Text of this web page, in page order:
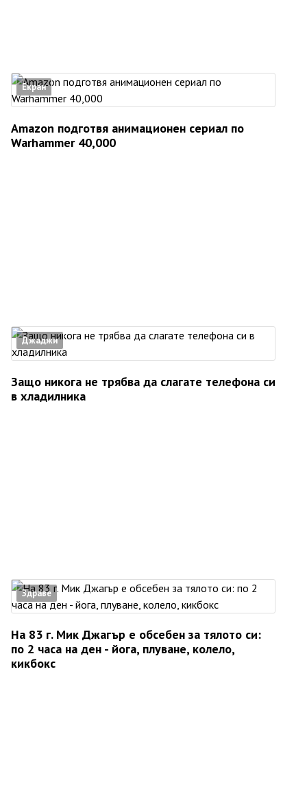
Екран
Amazon подготвя анимационен сериал по
Warhammer 40,000
Джаджи
Защо никога не трябва да слагате телефона си
в хладилника
Здраве
На 83 г. Мик Джагър е обсебен за тялото си:
по 2 часа на ден - йога, плуване, колело,
кикбокс